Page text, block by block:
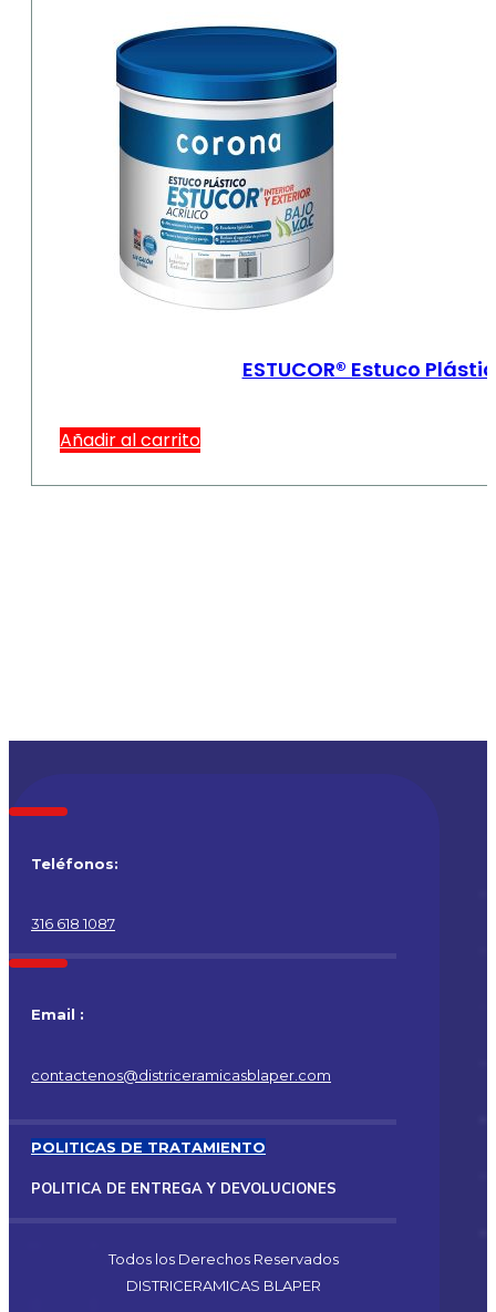
ESTUCOR® Estuco
Añadir al carrito
Teléfonos:
316 618 1087
Email :
contactenos@districeramicasblaper.com
POLITICAS DE TRATAMIENTO
POLITICA DE ENTREGA Y DEVOLUCIONES
Todos los Derechos Reservados
DISTRICERAMICAS BLAPER